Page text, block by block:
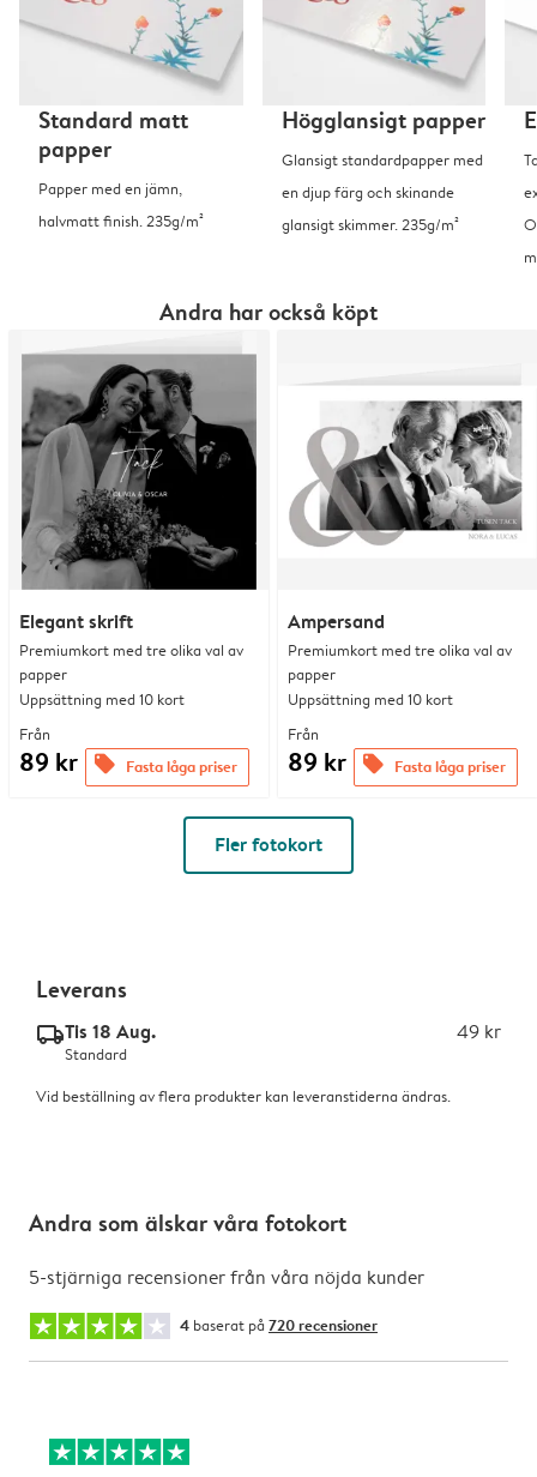
Standard matt
papper
Papper med en jämn,
halvmatt finish. 235g/m²
Högglansigt papper
Glansigt standardpapper med
en djup färg och skinande
glansigt skimmer. 235g/m²
Andra har också köpt
Elegant skrift
Premiumkort med tre olika val av
papper
Uppsättning med 10 kort
Från
89 kr offers Fasta låga priser
Ampersand
Premiumkort med tre olika val av
papper
Uppsättning med 10 kort
Från
89 kr offers Fasta låga priser
Fler fotokort
Leverans
delivery_standard_v2Tis 18 Aug. 49 kr
Standard
Vid beställning av flera produkter kan leveranstiderna ändras.
Andra som älskar våra fotokort
5-stjärniga recensioner från våra nöjda kunder
4 baserat på 720 recensioner